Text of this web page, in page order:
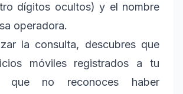
dígitos ocultos) y el nombre
operadora.
la consulta, descubres que
móviles registrados a tu
que no reconoces haber